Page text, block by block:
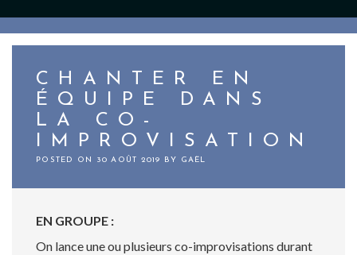
CHANTER EN
ÉQUIPE DANS
LA CO-
IMPROVISATION
POSTED ON 30 AOÛT 2019 BY GAËL
EN GROUPE :
On lance une ou plusieurs co-improvisations durant